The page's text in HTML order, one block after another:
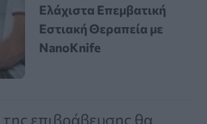
Ελάχιστα Επεμβατική
Εστιακή Θεραπεία με
NanoKnife
επιβράβευσης θα